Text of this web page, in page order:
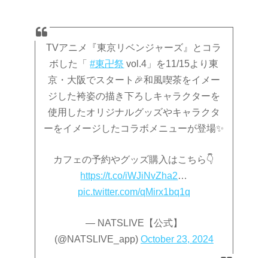
TVアニメ『東京リベンジャーズ』とコラ
ボした「#東卍祭 vol.4」を11/15より東
京・大阪でスタート🎉和風喫茶をイメー
ジした袴姿の描き下ろしキャラクターを
使用したオリジナルグッズやキャラクタ
ーをイメージしたコラボメニューが登場✨
カフェの予約やグッズ購入はこちら👇
https://t.co/iWJiNvZha2…
pic.twitter.com/qMirx1bq1q
— NATSLIVE【公式】
(@NATSLIVE_app) October 23, 2024